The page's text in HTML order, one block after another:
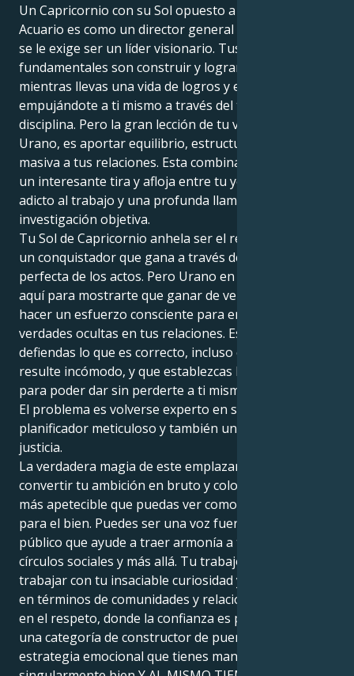
Un Capricornio con su Sol opuesto a Urano en
Acuario es como un director general veterano al que
se le exige ser un líder visionario. Tus instintos
fundamentales son construir y lograr, incluso
mientras llevas una vida de logros y estructura
empujándote a ti mismo a través del trabajo y la
disciplina. Pero la gran lección de tu vida, enviada por
Urano, es aportar equilibrio, estructura y reforma
masiva a tus relaciones. Esta combinación puede ser
un interesante tira y afloja entre tu yo práctico y
adicto al trabajo y una profunda llamada a la
investigación objetiva.
Tu Sol de Capricornio anhela ser el rey de tu castillo,
un conquistador que gana a través de la ejecución
perfecta de los actos. Pero Urano en Acuario está
aquí para mostrarte que ganar de verdad significa
hacer un esfuerzo consciente para enfrentarte a las
verdades ocultas en tus relaciones. Esto requiere que
defiendas lo que es correcto, incluso cuando te
resulte incómodo, y que establezcas límites claros
para poder dar sin perderte a ti mismo en el proceso.
El problema es volverse experto en ser un
planificador meticuloso y también un defensor de la
justicia.
La verdadera magia de este emplazamiento es cómo
convertir tu ambición en bruto y colocarla en algo
más apetecible que puedas ver como un instrumento
para el bien. Puedes ser una voz fuerte, un líder
público que ayude a traer armonía a tus propios
círculos sociales y más allá. Tu trabajo consiste en
trabajar con tu insaciable curiosidad y esto conecta
en términos de comunidades y relaciones arraigadas
en el respeto, donde la confianza es profunda. Eres
una categoría de constructor de puentes, de perro-
estrategia emocional que tienes maneras de hacer